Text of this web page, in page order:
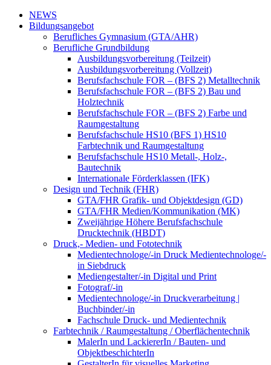
NEWS
Bildungsangebot
Berufliches Gymnasium (GTA/AHR)
Berufliche Grundbildung
Ausbildungsvorbereitung (Teilzeit)
Ausbildungsvorbereitung (Vollzeit)
Berufsfachschule FOR – (BFS 2) Metalltechnik
Berufsfachschule FOR – (BFS 2) Bau und
Holztechnik
Berufsfachschule FOR – (BFS 2) Farbe und
Raumgestaltung
Berufsfachschule HS10 (BFS 1) HS10
Farbtechnik und Raumgestaltung
Berufsfachschule HS10 Metall-, Holz-,
Bautechnik
Internationale Förderklassen (IFK)
Design und Technik (FHR)
GTA/FHR Grafik- und Objektdesign (GD)
GTA/FHR Medien/Kommunikation (MK)
Zweijährige Höhere Berufsfachschule
Drucktechnik (HBDT)
Druck,- Medien- und Fototechnik
Medientechnologe/-in Druck Medientechnologe/-
in Siebdruck
Mediengestalter/-in Digital und Print
Fotograf/-in
Medientechnologe/-in Druckverarbeitung |
Buchbinder/-in
Fachschule Druck- und Medientechnik
Farbtechnik / Raumgestaltung / Oberflächentechnik
MalerIn und LackiererIn / Bauten- und
ObjektbeschichterIn